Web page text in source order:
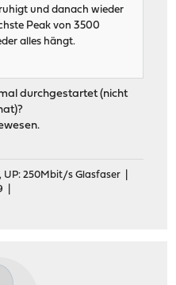
und danach wieder
Peak von 3500
alles hängt.
durchgestartet (nicht
UP: 250Mbit/s Glasfaser |
|